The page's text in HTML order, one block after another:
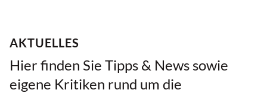
AKTUELLES
Hier finden Sie Tipps & News sowie
eigene Kritiken rund um die